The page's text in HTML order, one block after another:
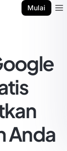
Mulai
Anda